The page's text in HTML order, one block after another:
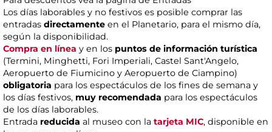
Los días laborables y no festivos es posible comprar las
entradas directamente en el Planetario, para el mismo día,
según la disponibilidad.
Compra en línea y en los puntos de información turística
(Termini, Minghetti, Fori Imperiali, Castel Sant'Angelo,
Aeropuerto de Fiumicino y Aeropuerto de Ciampino)
obligatoria para los espectáculos de los fines de semana y
los días festivos, muy recomendada para los espectáculos
de los días laborables.
Entrada reducida al museo con la tarjeta MIC, disponible en